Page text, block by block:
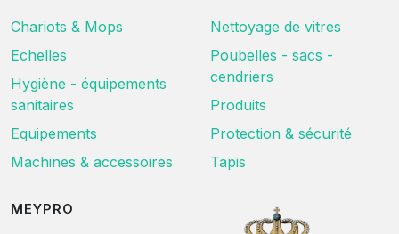
Chariots & Mops
Echelles
Hygiène - équipements
sanitaires
Equipements
Machines & accessoires
Nettoyage de vitres
Poubelles - sacs -
cendriers
Produits
Protection & sécurité
Tapis
MEYPRO